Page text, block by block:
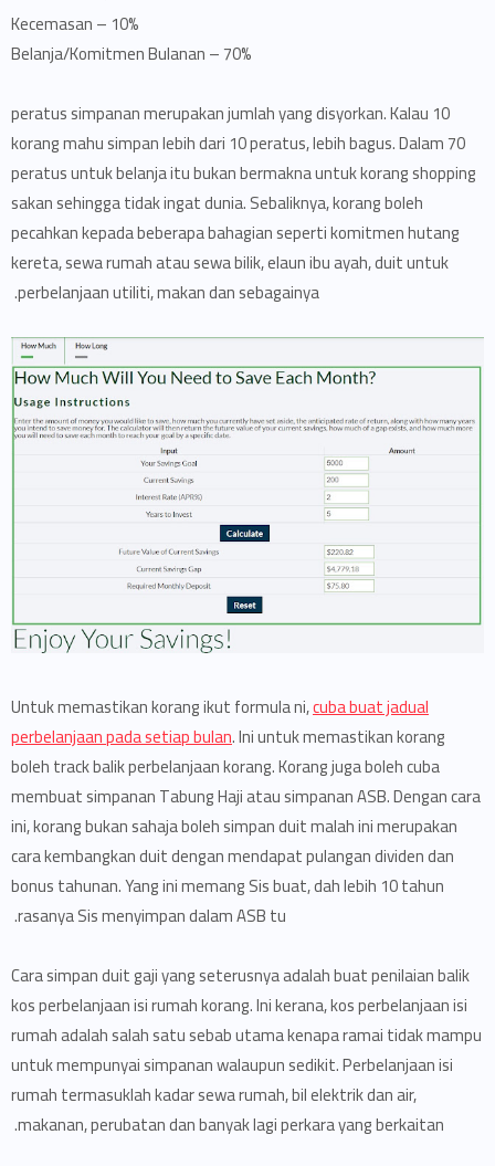
10% – Kecemasan
70% – Belanja/Komitmen Bulanan
10 peratus simpanan merupakan jumlah yang disyorkan. Kalau
korang mahu simpan lebih dari 10 peratus, lebih bagus. Dalam 70
peratus untuk belanja itu bukan bermakna untuk korang shopping
sakan sehingga tidak ingat dunia. Sebaliknya, korang boleh
pecahkan kepada beberapa bahagian seperti komitmen hutang
kereta, sewa rumah atau sewa bilik, elaun ibu ayah, duit untuk
perbelanjaan utiliti, makan dan sebagainya.
Untuk memastikan korang ikut formula ni,cuba buat jadual
perbelanjaan pada setiap bulan. Ini untuk memastikan korang
boleh track balik perbelanjaan korang. Korang juga boleh cuba
membuat simpanan Tabung Haji atau simpanan ASB. Dengan cara
ini, korang bukan sahaja boleh simpan duit malah ini merupakan
cara kembangkan duit dengan mendapat pulangan dividen dan
bonus tahunan. Yang ini memang Sis buat, dah lebih 10 tahun
rasanya Sis menyimpan dalam ASB tu.
Cara simpan duit gaji yang seterusnya adalah buat penilaian balik
kos perbelanjaan isi rumah korang. Ini kerana, kos perbelanjaan isi
rumah adalah salah satu sebab utama kenapa ramai tidak mampu
untuk mempunyai simpanan walaupun sedikit. Perbelanjaan isi
rumah termasuklah kadar sewa rumah, bil elektrik dan air,
makanan, perubatan dan banyak lagi perkara yang berkaitan.